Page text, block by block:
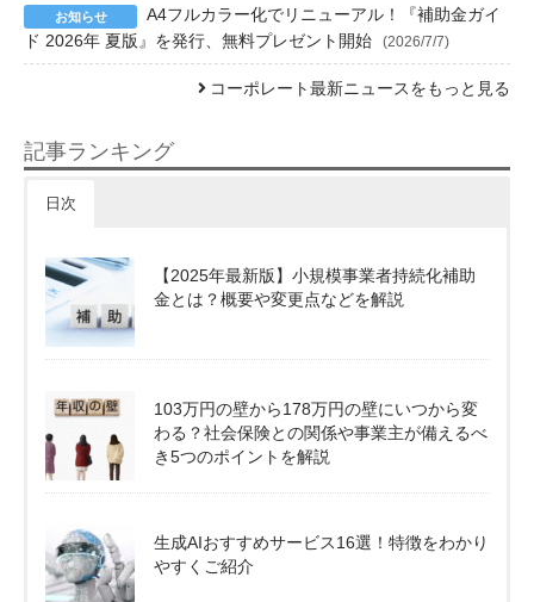
A4フルカラー化でリニューアル！『補助金ガイ
ド 2026年 夏版』を発行、無料プレゼント開始
(2026/7/7)
コーポレート最新ニュースをもっと見る
記事ランキング
日次
【2025年最新版】小規模事業者持続化補助
金とは？概要や変更点などを解説
103万円の壁から178万円の壁にいつから変
わる？社会保険との関係や事業主が備えるべ
き5つのポイントを解説
生成AIおすすめサービス16選！特徴をわかり
やすくご紹介